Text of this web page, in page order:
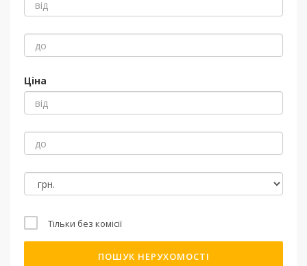
Ціна
Тільки без комісії
ПОШУК НЕРУХОМОСТІ